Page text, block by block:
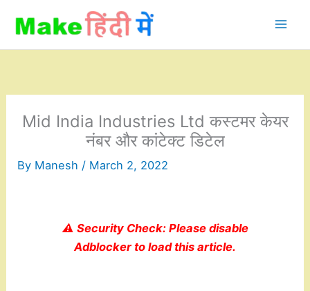
content
Mid India Industries Ltd कस्टमर केयर
नंबर और कांटेक्ट डिटेल
By Manesh / March 2, 2022
⚠️ Security Check: Please disable
Adblocker to load this article.